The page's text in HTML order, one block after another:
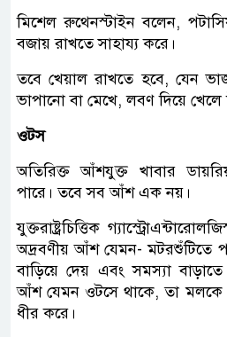
মিশেল রুথেনস্টাইন বলেন,
বজায় রাখতে সাহায্য করে।
তবে খেয়াল রাখতে হবে, যেন
ভাপানো বা মেখে, লবণ দিয়ে
ওটস
অতিরিক্ত আঁশযুক্ত খাবার
পারে। তবে সব আঁশ এক নয়।
যুক্তরাষ্ট্রচিত্তিক
অদ্রবণীয় আঁশ যেমন- মটরশুঁটিতে
বাড়িয়ে দেয় এবং সমস্যা
আঁশ যেমন ওটসে থাকে, তা মলকে
ধীর করে।